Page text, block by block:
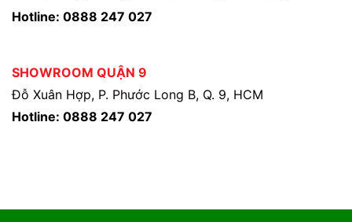
Hotline: 0888 247 027
SHOWROOM QUẬN 9
Đỗ Xuân Hợp, P. Phước Long B, Q. 9, HCM
Hotline: 0888 247 027